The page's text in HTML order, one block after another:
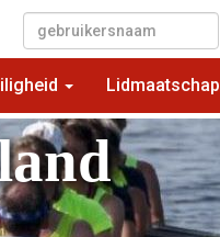
Lidmaatschap